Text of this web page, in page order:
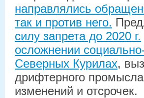
направлялись
так и против него.
силу запрета до 2020 г.
осложнении
Северных Курилах,
дрифтерного
изменений и отсрочек.